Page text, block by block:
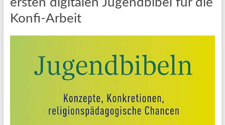
Konfi-Arbeit